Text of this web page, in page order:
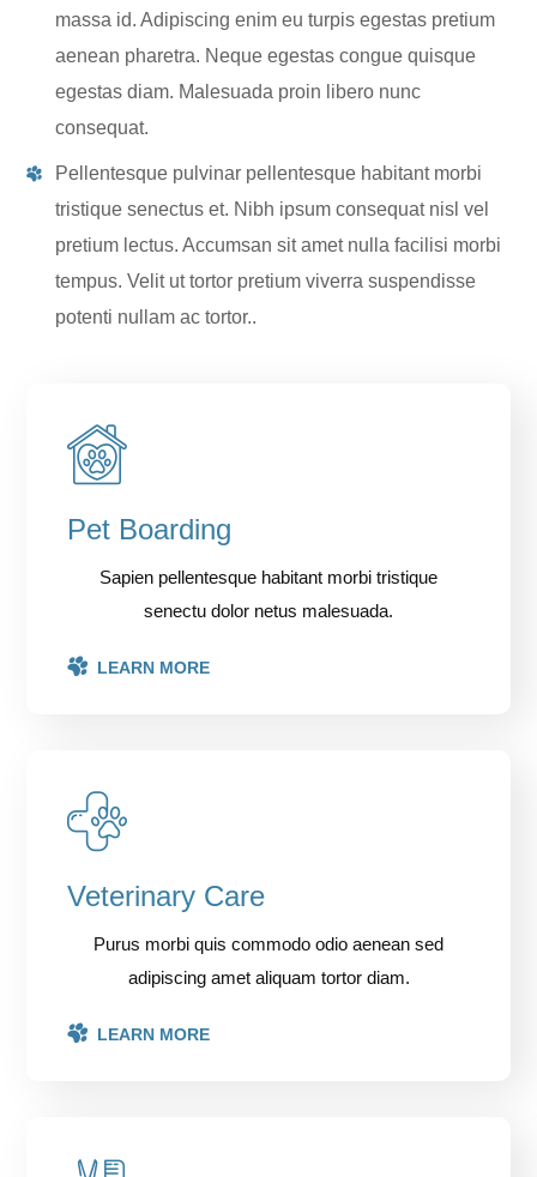
massa id. Adipiscing enim eu turpis egestas pretium
aenean pharetra. Neque egestas congue quisque
egestas diam. Malesuada proin libero nunc
consequat.
Pellentesque pulvinar pellentesque habitant morbi
tristique senectus et. Nibh ipsum consequat nisl vel
pretium lectus. Accumsan sit amet nulla facilisi morbi
tempus. Velit ut tortor pretium viverra suspendisse
potenti nullam ac tortor..
Pet Boarding
Sapien pellentesque habitant morbi tristique
senectu dolor netus malesuada.
LEARN MORE
Veterinary Care
Purus morbi quis commodo odio aenean sed
adipiscing amet aliquam tortor diam.
LEARN MORE